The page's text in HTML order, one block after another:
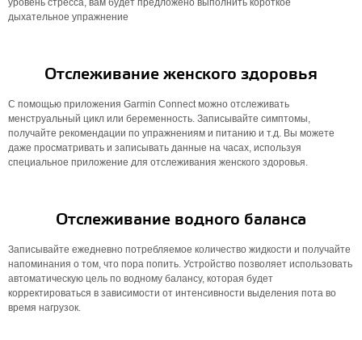
уровень стресса, вам будет предложено выполнить короткое
дыхательное упражнение
Отслеживание женского здоровья
С помощью приложения Garmin Connect можно отслеживать
менструальный цикл или беременность. Записывайте симптомы,
получайте рекомендации по упражнениям и питанию и т.д. Вы можете
даже просматривать и записывать данные на часах, используя
специальное приложение для отслеживания женского здоровья.
Отслеживание водного баланса
Записывайте ежедневно потребляемое количество жидкости и получайте
напоминания о том, что пора попить. Устройство позволяет использовать
автоматическую цель по водному балансу, которая будет
корректироваться в зависимости от интенсивности выделения пота во
время нагрузок.